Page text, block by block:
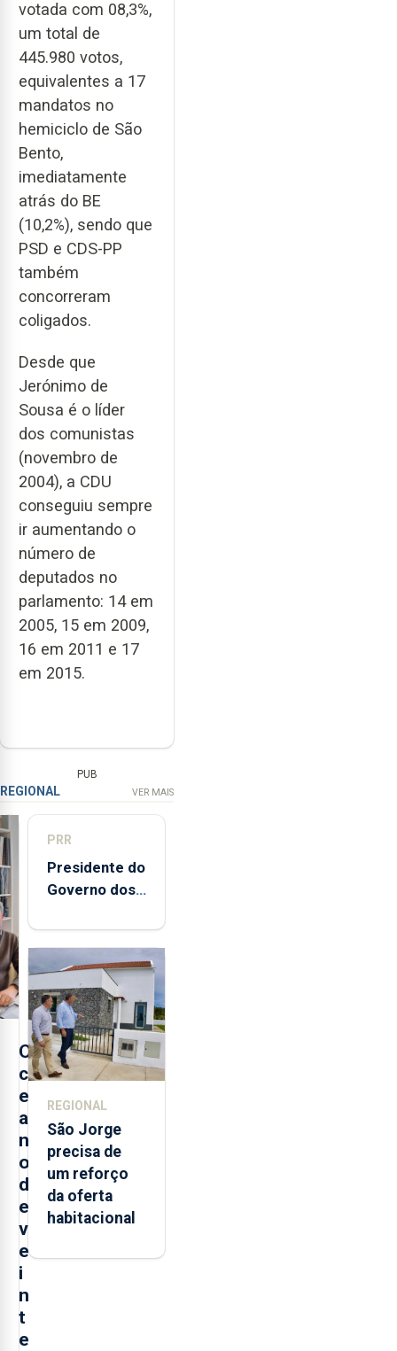
votada com 08,3%,
um total de
445.980 votos,
equivalentes a 17
mandatos no
hemiciclo de São
Bento,
imediatamente
atrás do BE
(10,2%), sendo que
PSD e CDS-PP
também
concorreram
coligados.
Desde que
Jerónimo de
Sousa é o líder
dos comunistas
(novembro de
2004), a CDU
conseguiu sempre
ir aumentando o
número de
deputados no
parlamento: 14 em
2005, 15 em 2009,
16 em 2011 e 17
em 2015.
PUB
REGIONAL VER MAIS
O
c
e
a
n
o
d
e
v
e
i
n
t
e
PRR
Presidente do
Governo dos
destaca
execução e
modernização
da saúde
REGIONAL
São Jorge
precisa de
um reforço
da oferta
habitacional